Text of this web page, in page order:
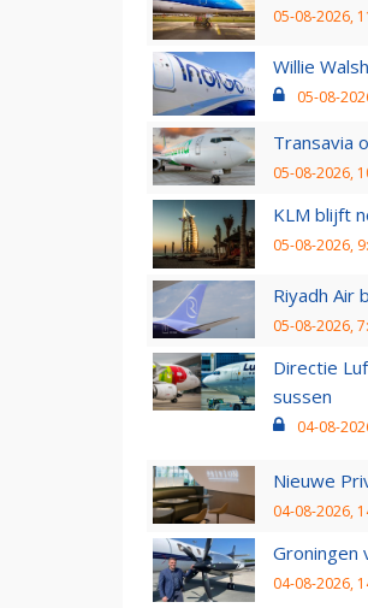
05-08-2026,
Willie
05-08-
Transavia
05-08-2026,
KLM blijft
05-08-2026,
Riyadh Air
05-08-2026,
Directie
sussen
04-08-
Nieuwe
04-08-2026,
Groningen
04-08-2026,